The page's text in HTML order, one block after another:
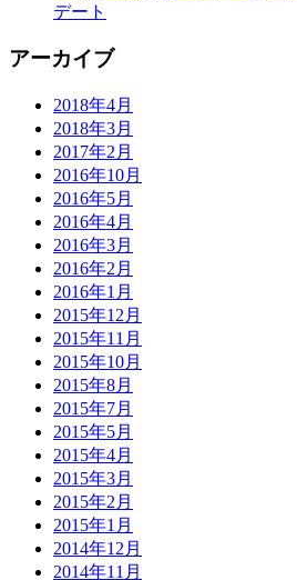
デート
アーカイブ
2018年4月
2018年3月
2017年2月
2016年10月
2016年5月
2016年4月
2016年3月
2016年2月
2016年1月
2015年12月
2015年11月
2015年10月
2015年8月
2015年7月
2015年5月
2015年4月
2015年3月
2015年2月
2015年1月
2014年12月
2014年11月